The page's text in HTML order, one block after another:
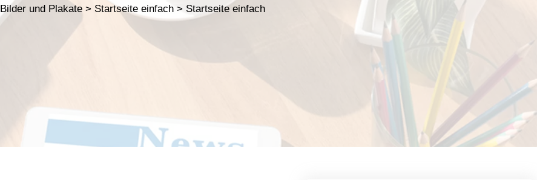
Bilder und Plakate > Startseite einfach > Startseite einfach